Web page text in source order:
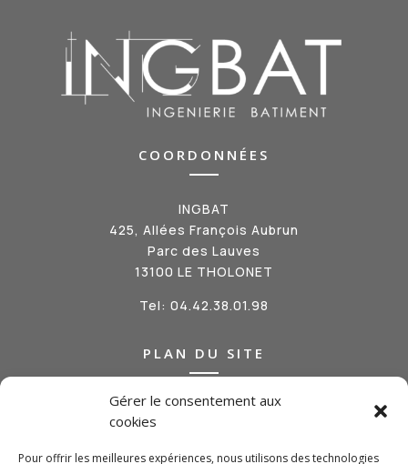
Gérer le consentement aux
cookies
Pour offrir les meilleures expériences, nous utilisons des technologies
COORDONNÉES
INGBAT
425, Allées François Aubrun
Parc des Lauves
13100 LE THOLONET
Tel: 04.42.38.01.98
PLAN DU SITE
Qui sommes-nous ?